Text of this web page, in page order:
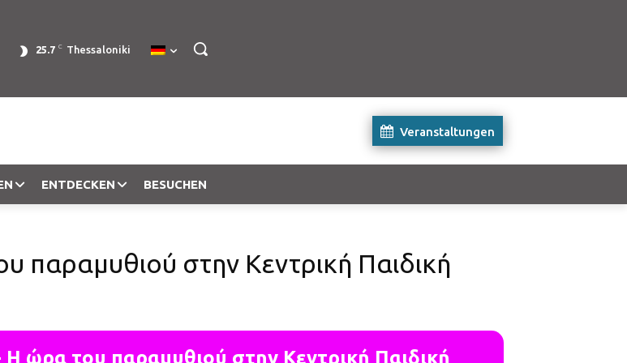
25.7 C Thessaloniki
Veranstaltungen
ENTDECKEN BESUCHEN
παραμυθιού στην Κεντρική Παιδική
ώρα του παραμυθιού στην Κεντρική Παιδική